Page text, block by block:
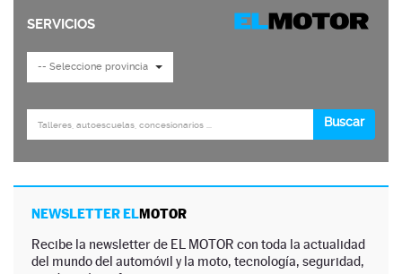
NEWSLETTER ELMOTOR
Recibe la newsletter de EL MOTOR con toda la actualidad
del mundo del automóvil y la moto, tecnología, seguridad,